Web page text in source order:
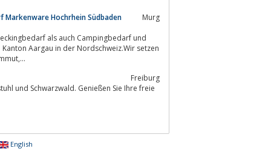
Hochrhein Südbaden
Murg
als auch Campingbedarf und
etablierten Herstellern wie Jack Wolfskin, Mammut,...
Freiburg
English